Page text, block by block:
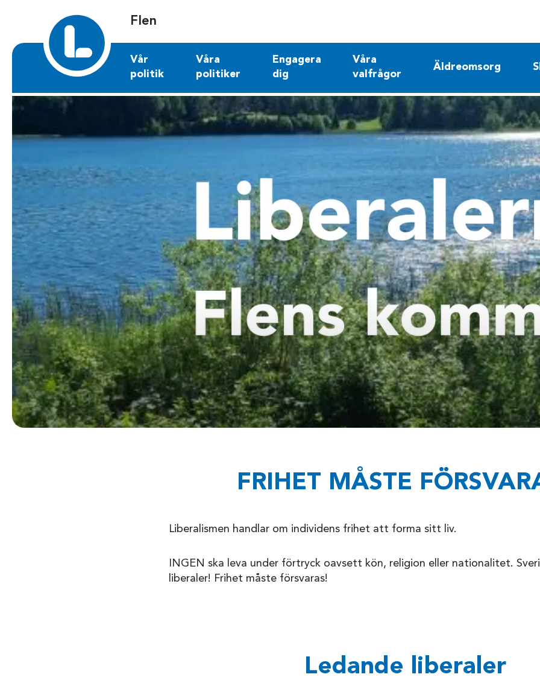
Flen
Vår
politik
Våra
politiker
Engagera
dig
Våra
valfrågor
Äldreomsorg
FRIHET MÅSTE
Liberalismen handlar om individens frihet att forma sitt liv.
INGEN ska leva under förtryck oavsett kön, religion eller nationalitet.
liberaler! Frihet måste försvaras!
Ledande liberaler